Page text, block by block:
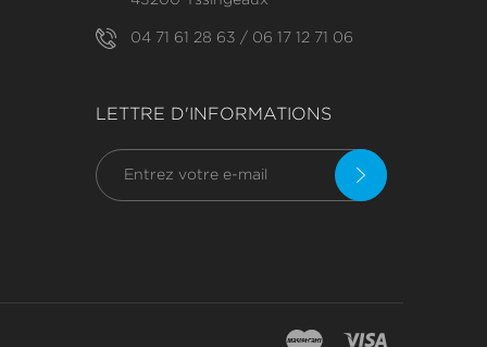
04 71 61 28 63 / 06 17 12 71 06
LETTRE D'INFORMATIONS